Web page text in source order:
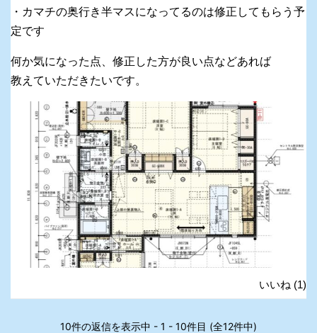
・カマチの奥行き半マスになってるのは修正してもらう予
定です
何か気になった点、修正した方が良い点などあれば
教えていただきたいです。
いいね (1)
10件の返信を表示中 - 1 - 10件目 (全12件中)